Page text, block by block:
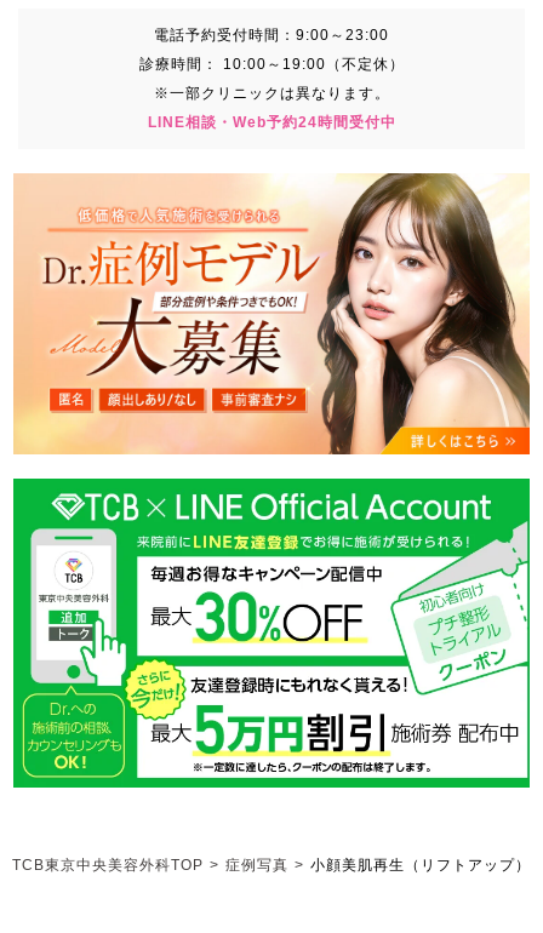
電話予約受付時間： 9:00～23:00
診療時間：
10:00～19:00（不定休）
※一部クリニックは異なります。
LINE相談・Web予約24時間受付中
TCB東京中央美容外科TOP > 症例写真 > 小顔美肌再生（リフトアップ）